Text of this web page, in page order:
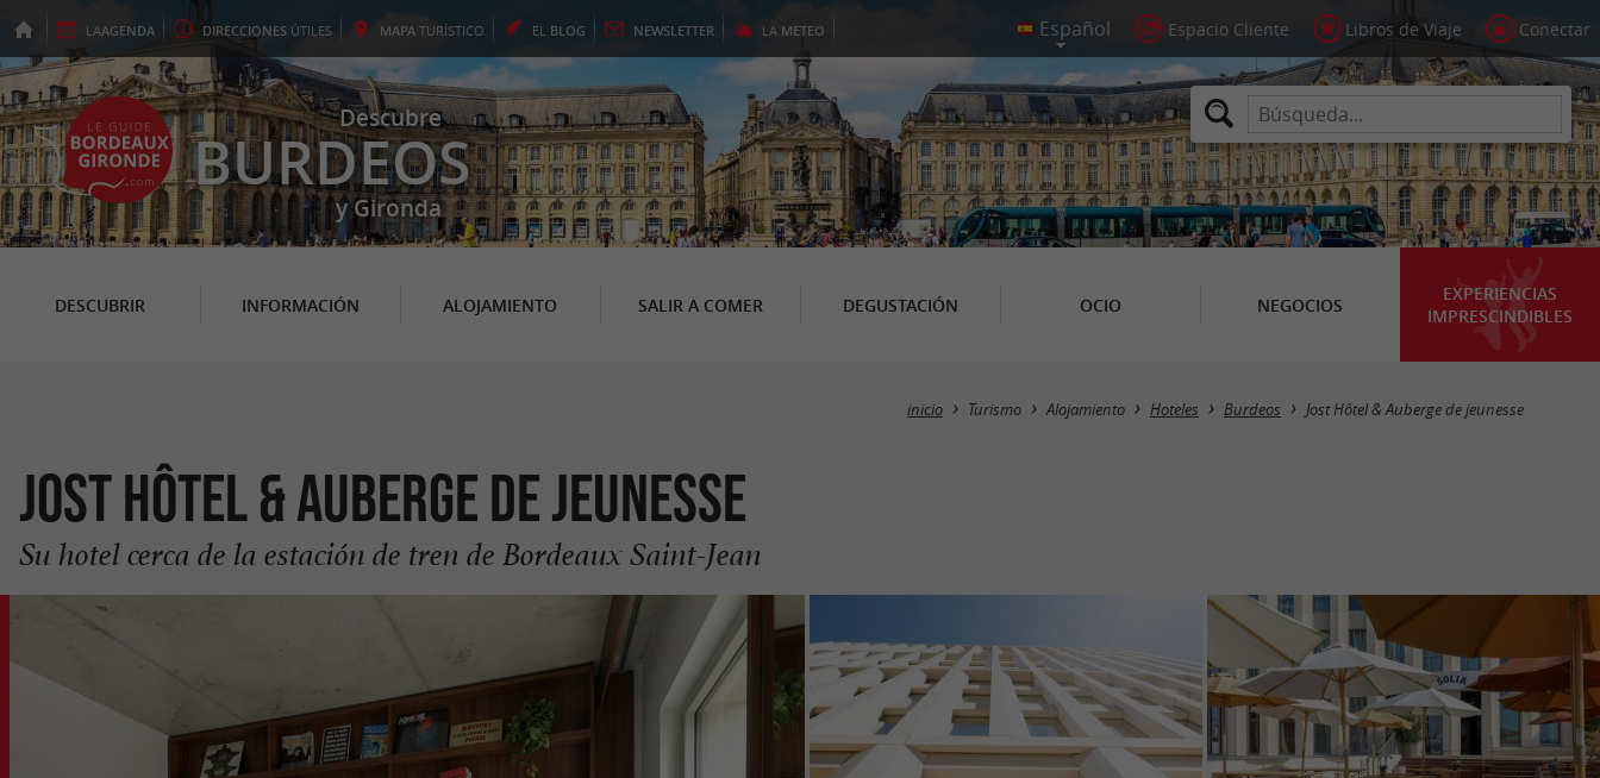
LAAGENDA DIRECCIONES ÚTILES MAPA TURÍSTICO EL BLOG NEWSLETTER LA METEO Espacio Cliente Libros de Viaje Conectar
Descubre
BURDEOS
y Gironda
DESCUBRIR INFORMACIÓN ALOJAMIENTO SALIR A COMER DEGUSTACIÓN OCIO NEGOCIOS
EXPERIENCIAS
IMPRESCINDIBLES
inicio Turismo Alojamiento Hoteles Burdeos Jost Hôtel & Auberge de jeunesse
Jost Hôtel & Auberge de jeunesse
Su hotel cerca de la estación de tren de Bordeaux Saint-Jean